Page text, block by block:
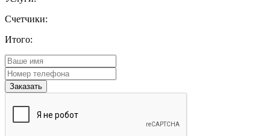
Счетчики:
Итого: